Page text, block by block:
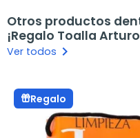
Otros productos
¡Regalo Toalla
Ver todos keyboard_arrow_right
Regalo